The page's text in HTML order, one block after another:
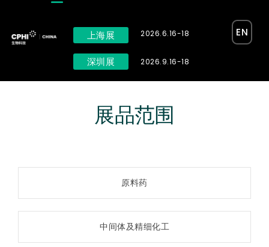
上海展
深圳展
2026.6.16-18
2026.9.16-18
EN
展品范围
原料药
中间体及精细化工